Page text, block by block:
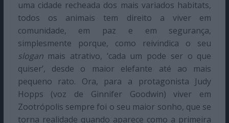
uma cidade recheada dos mais variados habitats,
todos os animais tem direito a viver em
comunidade, em paz e em segurança,
simplesmente porque, como reivindica o seu
sloganmais atrativo, ‘cada um pode ser o que
quiser’, desde o maior elefante até ao mais
pequeno rato. Ora, para a protagonista Judy
Hopps (voz de Ginnifer Goodwin) viver em
Zootrópolis sempre foi o seu maior sonho, que se
torna realidade quando aparece como a primeira